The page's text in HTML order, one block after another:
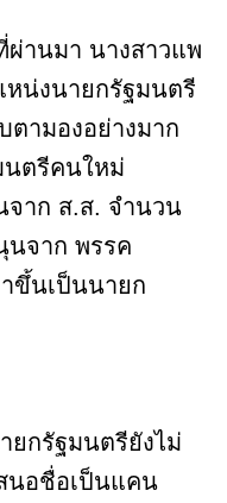
ผ่านมา นางสาวแพ
น่งนายกรัฐมนตรี
ามองอย่างมาก
นตรีคนใหม่
จาก ส.ส. จำนวน
นจาก พรรค
ขึ้นเป็นนายก
ยกรัฐมนตรียังไม่
นอชื่อเป็นแคน